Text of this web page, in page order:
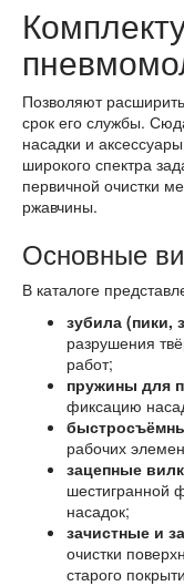
Позволяют
срок его службы.
насадки и
широкого спектра
первичной очистки
ржавчины.
Основные
В каталоге
зубила (пики,
разрушения
работ;
пружины для
фиксацию
рабочих
зацепные
шестигранной
насадок;
зачистные и
очистки
старого